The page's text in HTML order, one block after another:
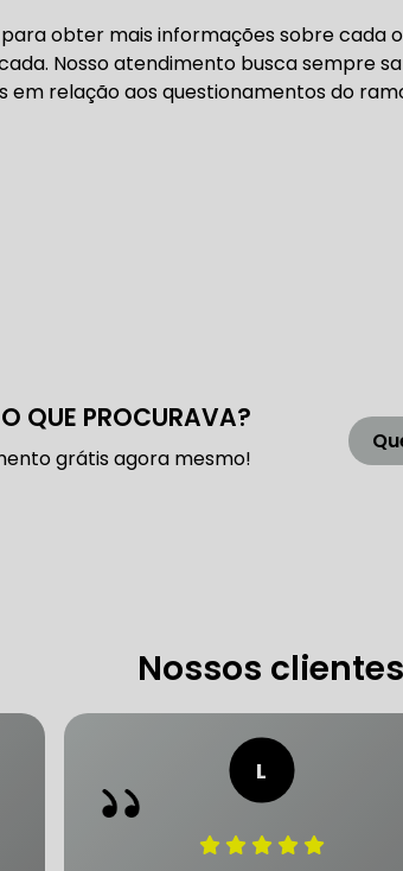
CARRO CORREIA DENTADA
DIREÇÃO HIDRÁULICA
FREIOS
ESPECIALISTA EM FREIO
obter mais informações sobre cada
Nosso atendimento busca sempre
em relação aos questionamentos do
QUE PROCURAVA?
grátis agora mesmo!
Nossos clientes